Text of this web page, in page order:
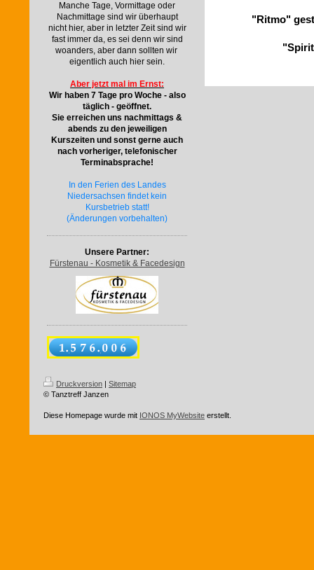
Manche Tage, Vormittage oder
Nachmittage sind wir überhaupt
nicht hier, aber in letzter Zeit sind wir
fast immer da, es sei denn wir sind
woanders, aber dann sollten wir
eigentlich auch hier sein.
Aber jetzt mal im Ernst:
Wir haben 7 Tage pro Woche - also
täglich - geöffnet.
Sie erreichen uns nachmittags &
abends zu den jeweiligen
Kurszeiten und sonst gerne auch
nach vorheriger, telefonischer
Terminabsprache!
In den Ferien des Landes
Niedersachsen findet kein
Kursbetrieb statt!
(Änderungen vorbehalten)
Unsere Partner:
Fürstenau - Kosmetik & Facedesign
"Ritmo"
Druckversion
Sitemap
© Tanztreff Janzen
Diese Homepage wurde mit IONOS MyWebsite erstellt.